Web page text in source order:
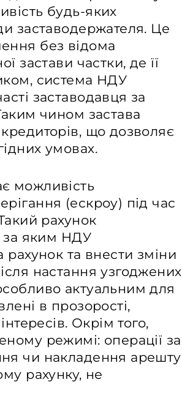
будь-яких
заставодержателя. Це
без відома
застави частки, де її
система НДУ
заставодавця за
чином застава
що дозволяє
умовах.
можливість
(ескроу) під час
рахунок
за яким НДУ
рахунок та внести зміни
настання узгоджених
актуальним для
в прозорості,
Окрім того,
режимі: операції за
чи накладення арешту
рахунку, не